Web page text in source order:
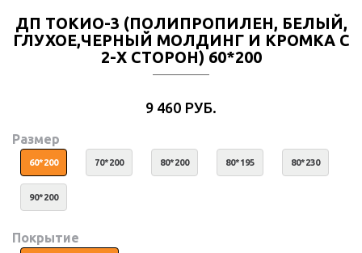
ДП ТОКИО-3 (ПОЛИПРОПИЛЕН, БЕЛЫЙ,
ГЛУХОЕ,ЧЕРНЫЙ МОЛДИНГ И КРОМКА С
2-Х СТОРОН) 60*200
9 460 РУБ.
Размер
60*200 70*200 80*200 80*195 80*230
90*200
Покрытие